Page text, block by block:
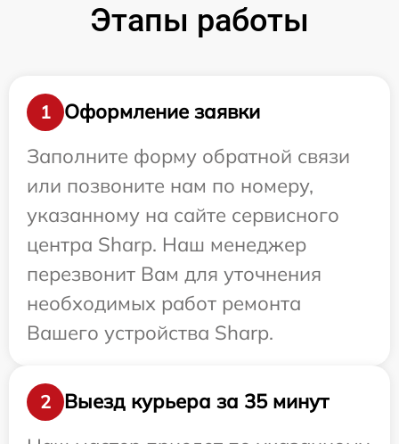
Этапы работы
1
Оформление заявки
Заполните форму обратной связи
или позвоните нам по номеру,
указанному на сайте сервисного
центра Sharp. Наш менеджер
перезвонит Вам для уточнения
необходимых работ ремонта
Вашего устройства Sharp.
2
Выезд курьера за 35 минут